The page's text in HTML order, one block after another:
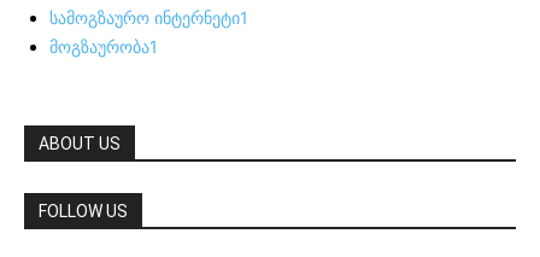
სამოგზაურო ინტერნეტი1
მოგზაურობა1
ABOUT US
FOLLOW US